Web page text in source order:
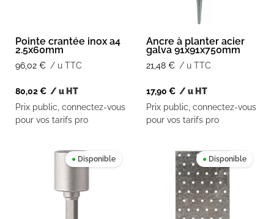
Pointe crantée inox a4
2.5x60mm
96,02 € / u TTC
80,02€ / u HT
Prix public, connectez-vous
pour vos tarifs pro
Ancre à planter acier
galva 91x91x750mm
21,48 € / u TTC
17,90 € / u HT
Prix public, connectez-vous
pour vos tarifs pro
● Disponible ● Disponible